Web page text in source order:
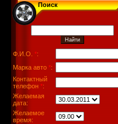
Поиск
Ф.И.О. *:
Марка авто *:
Контактный
телефон *:
Желаемая
дата:
Желаемое
время: